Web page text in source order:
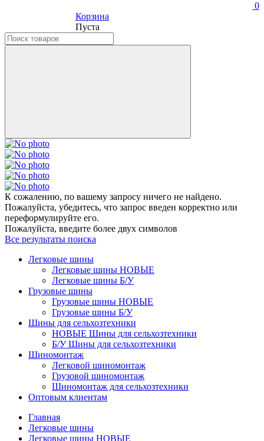
0
Корзина
Пуста
К сожалению, по вашему запросу ничего не найдено.
Пожалуйста, убедитесь, что запрос введен корректно или
переформулируйте его.
Пожалуйста, введите более двух символов
Все результаты поиска
Легковые шины
Легковые шины НОВЫЕ
Легковые шины Б/У
Грузовые шины
Грузовые шины НОВЫЕ
Грузовые шины Б/У
Шины для сельхозтехники
НОВЫЕ Шины для сельхозтехники
Б/У Шины для сельхозтехники
Шиномонтаж
Легковой шиномонтаж
Грузовой шиномонтаж
Шиномонтаж для сельхозтехники
Оптовым клиентам
Главная
Легковые шины
Легковые шины НОВЫЕ